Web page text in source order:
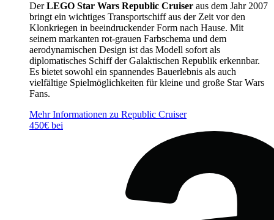
DerLEGO Star Wars Republic Cruiser aus dem Jahr 2007
bringt ein wichtiges Transportschiff aus der Zeit vor den
Klonkriegen in beeindruckender Form nach Hause. Mit
seinem markanten rot-grauen Farbschema und dem
aerodynamischen Design ist das Modell sofort als
diplomatisches Schiff der Galaktischen Republik erkennbar.
Es bietet sowohl ein spannendes Bauerlebnis als auch
vielfältige Spielmöglichkeiten für kleine und große Star Wars
Fans.
Mehr Informationen zu Republic Cruiser
450€ bei